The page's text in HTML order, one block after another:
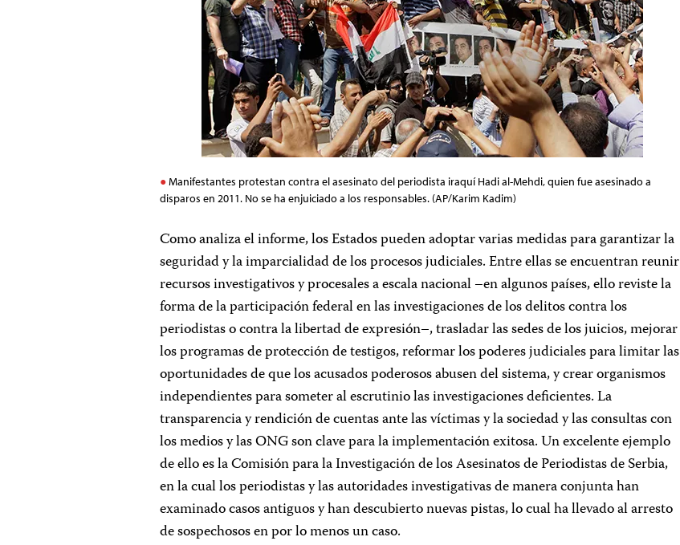
Manifestantes protestan contra el asesinato del periodista iraquí Hadi al-Mehdi, quien fue asesinado a
disparos en 2011. No se ha enjuiciado a los responsables. (AP/Karim Kadim)
Como analiza el informe, los Estados pueden adoptar varias medidas para garantizar la
seguridad y la imparcialidad de los procesos judiciales. Entre ellas se encuentran reunir
recursos investigativos y procesales a escala nacional –en algunos países, ello reviste la
forma de la participación federal en las investigaciones de los delitos contra los
periodistas o contra la libertad de expresión–, trasladar las sedes de los juicios, mejorar
los programas de protección de testigos, reformar los poderes judiciales para limitar las
oportunidades de que los acusados poderosos abusen del sistema, y crear organismos
independientes para someter al escrutinio las investigaciones deficientes. La
transparencia y rendición de cuentas ante las víctimas y la sociedad y las consultas con
los medios y las ONG son clave para la implementación exitosa. Un excelente ejemplo
de ello es la Comisión para la Investigación de los Asesinatos de Periodistas de Serbia,
en la cual los periodistas y las autoridades investigativas de manera conjunta han
examinado casos antiguos y han descubierto nuevas pistas, lo cual ha llevado al arresto
de sospechosos en por lo menos un caso.